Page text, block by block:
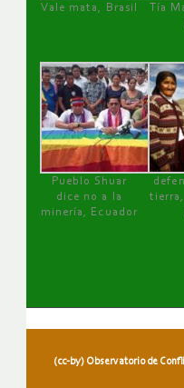
Vale mata, Brasil
Tía
Pueblo Shuar
dice no a la
minería, Ecuador
tierra,
(cc-by) Observatorio de